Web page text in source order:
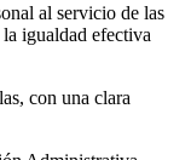
al servicio de las
igualdad efectiva
con una clara